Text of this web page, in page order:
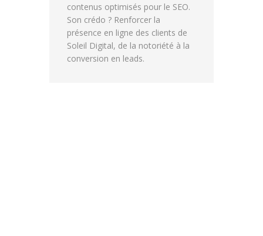
contenus optimisés pour le SEO.
Son crédo ? Renforcer la
présence en ligne des clients de
Soleil Digital, de la notoriété à la
conversion en leads.